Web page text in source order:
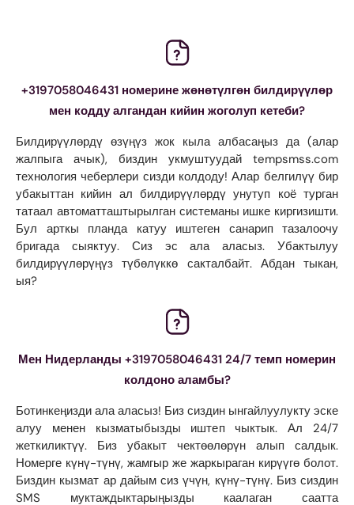
+3197058046431 номерине жөнөтүлгөн билдирүүлөр
мен кодду алгандан кийин жоголуп кетеби?
Билдирүүлөрдү өзүңүз жок кыла албасаңыз да (алар
жалпыга ачык), биздин укмуштуудай tempsmss.com
технология чеберлери сизди колдоду! Алар белгилүү бир
убакыттан кийин ал билдирүүлөрдү унутуп коё турган
татаал автоматташтырылган системаны ишке киргизишти.
Бул арткы планда катуу иштеген санарип тазалоочу
бригада сыяктуу. Сиз эс ала аласыз. Убактылуу
билдирүүлөрүңүз түбөлүккө сакталбайт. Абдан тыкан,
ыя?
Мен Нидерланды +3197058046431 24/7 темп номерин
колдоно аламбы?
Ботинкеңизди ала аласыз! Биз сиздин ынгайлуулукту эске
алуу менен кызматыбызды иштеп чыктык. Ал 24/7
жеткиликтүү. Биз убакыт чектөөлөрүн алып салдык.
Номерге күнү-түнү, жамгыр же жаркыраган кирүүгө болот.
Биздин кызмат ар дайым сиз үчүн, күнү-түнү. Биз сиздин
SMS муктаждыктарыңызды каалаган саатта